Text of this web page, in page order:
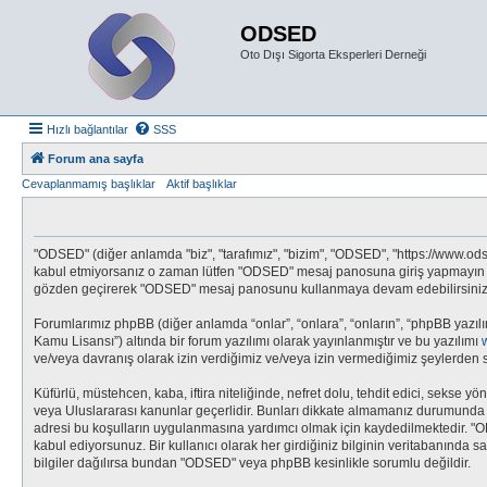
ODSED
Oto Dışı Sigorta Eksperleri Derneği
Hızlı bağlantılar SSS
Forum ana sayfa
Cevaplanmamış başlıklar
Aktif başlıklar
"ODSED" (diğer anlamda "biz", "tarafımız", "bizim", "ODSED", "https://
kabul etmiyorsanız o zaman lütfen "ODSED" mesaj panosuna giriş
gözden geçirerek "ODSED" mesaj panosunu kullanmaya devam
Forumlarımız phpBB (diğer anlamda “onlar”, “onlara”, “onların”, “phpBB
Kamu Lisansı”) altında bir forum yazılımı olarak yayınlanmıştır ve bu yazılımı
ve/veya davranış olarak izin verdiğimiz ve/veya izin vermediğimiz
Küfürlü, müstehcen, kaba, iftira niteliğinde, nefret dolu, tehdit edici, sekse
veya Uluslararası kanunlar geçerlidir. Bunları dikkate almamanız
adresi bu koşulların uygulanmasına yardımcı olmak için kaydedilmektedir.
kabul ediyorsunuz. Bir kullanıcı olarak her girdiğiniz bilginin veritabanında
bilgiler dağılırsa bundan "ODSED" veya phpBB kesinlikle sorumlu değildir.